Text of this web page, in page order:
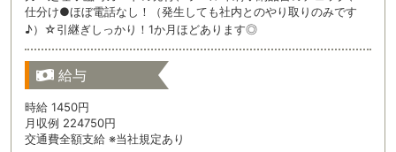
仕分け●ほぼ電話なし！（発生しても社内とのやり取りのみです
♪）☆引継ぎしっかり！1か月ほどあります◎
給与
時給 1450円
月収例 224750円
交通費全額支給 ※当社規定あり